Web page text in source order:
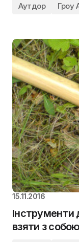
Аутдор Гроу
15.11.2016
взяти з